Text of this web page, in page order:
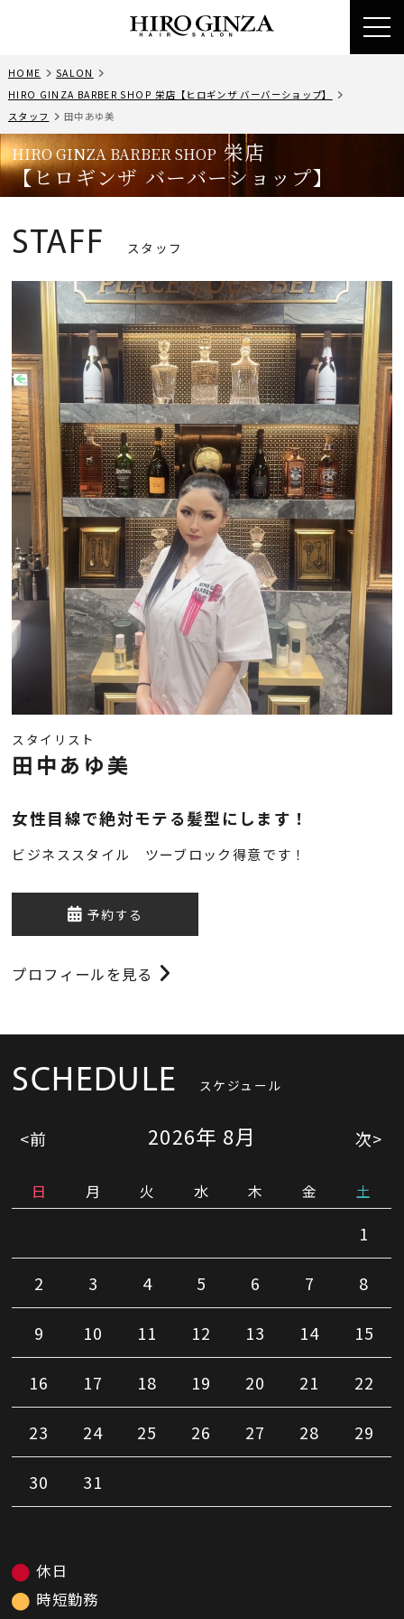
HOME
SALON
HIRO GINZA BARBER SHOP 栄店【ヒロギンザ バーバーショップ】
スタッフ
田中あゆ美
HIRO GINZA BARBER SHOP 栄店
【ヒロギンザ バーバーショップ】
STAFF スタッフ
スタイリスト
田中あゆ美
女性目線で絶対モテる髪型にします！
ビジネススタイル ツーブロック得意です！
予約する
プロフィールを見る
SCHEDULE スケジュール
<前 次>
2026年 8月
日 月 火 水 木 金 土
1
2 3 4 5 6 7 8
9 10 11 12 13 14 15
16 17 18 19 20 21 22
23 24 25 26 27 28 29
30 31
休日
時短勤務